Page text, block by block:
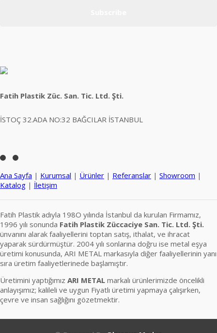
Fatih Plastik Züc. San. Tic. Ltd. Şti.
İSTOÇ 32.ADA NO:32 BAĞCILAR İSTANBUL
Ana Sayfa | Kurumsal | Ürünler | Referanslar | Showroom |
Katalog | İletişim
Fatih Plastik adıyla 198O yılında İstanbul da kurulan Firmamız,
1996 yılı sonunda Fatih Plastik Züccaciye San. Tic. Ltd. Şti.
ünvanını alarak faaliyellerini toptan satış, ithalat, ve ihracat
yaparak sürdürmüştür. 2004 yılı sonlarına doğru ise metal eşya
üretimi konusunda, ARI METAL markasıyla diğer faaliyellerinin yanı
sıra üretim faaliyetlerinede başlamıştır.
Üretimini yaptığımız ARI METAL markalı ürünlerimizde öncelikli
anlayışımız; kalileli ve uygun Fiyatlı üretimi yapmaya çalışırken,
çevre ve insan sağlığını gözetmektir.